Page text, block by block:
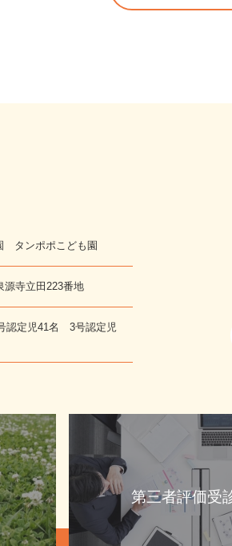
タンポポこども園
寺立田223番地
認定児41名 3号認定児
第三者評価受